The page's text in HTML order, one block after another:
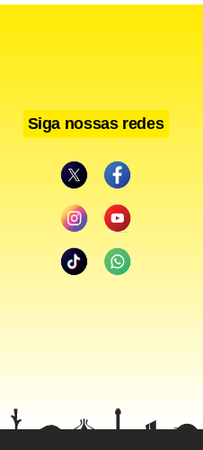
Siga nossas redes